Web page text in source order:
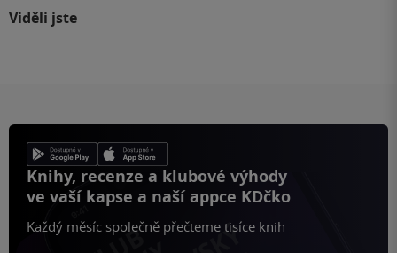
Viděli jste
Knihy, recenze a klubové výhody
ve vaší kapse a naší appce KDčko
Každý měsíc společně přečteme tisíce knih